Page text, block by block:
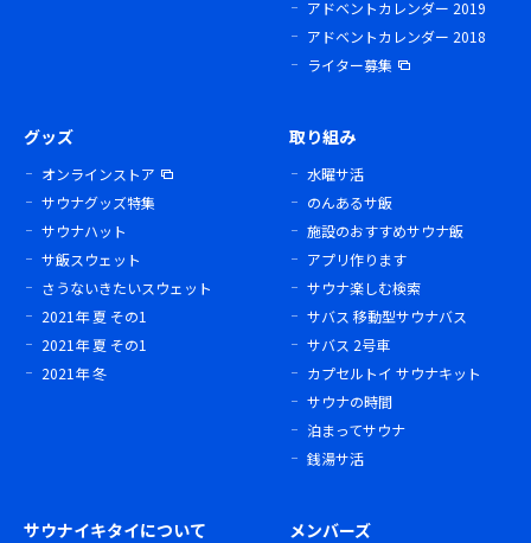
アドベントカレンダー 2019
アドベントカレンダー 2018
ライター募集
グッズ
オンラインストア
サウナグッズ特集
サウナハット
サ飯スウェット
さうないきたいスウェット
2021年 夏 その1
2021年 夏 その1
2021年 冬
取り組み
水曜サ活
のんあるサ飯
施設のおすすめサウナ飯
アプリ作ります
サウナ楽しむ検索
サバス 移動型サウナバス
サバス 2号車
カプセルトイ サウナキット
サウナの時間
泊まってサウナ
銭湯サ活
サウナイキタイについて メンバーズ